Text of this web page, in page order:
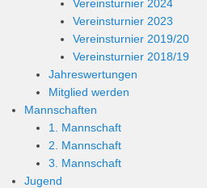
Vereinsturnier 2024
Vereinsturnier 2023
Vereinsturnier 2019/20
Vereinsturnier 2018/19
Jahreswertungen
Mitglied werden
Mannschaften
1. Mannschaft
2. Mannschaft
3. Mannschaft
Jugend